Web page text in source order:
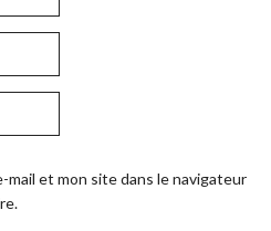
mail et mon site dans le navigateur